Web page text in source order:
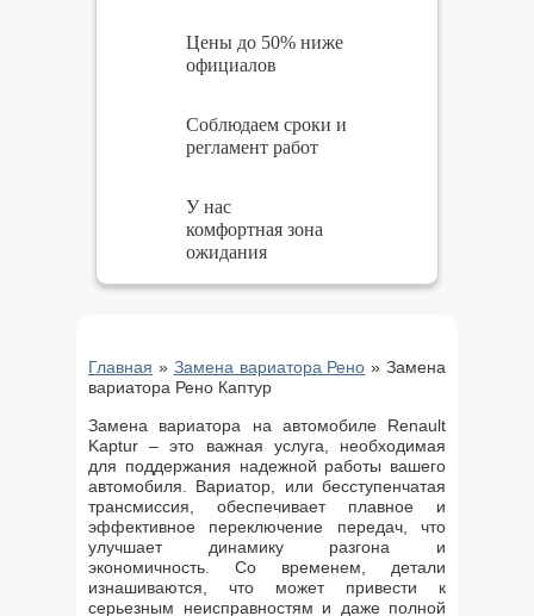
Цены до 50% ниже
официалов
Соблюдаем сроки и
регламент работ
У нас
комфортная зона
ожидания
Главная » Замена вариатора Рено »Замена
вариатора Рено Каптур
Замена вариатора на автомобиле Renault
Kaptur – это важная услуга, необходимая
для поддержания надежной работы вашего
автомобиля. Вариатор, или бесступенчатая
трансмиссия, обеспечивает плавное и
эффективное переключение передач, что
улучшает динамику разгона и
экономичность. Со временем, детали
изнашиваются, что может привести к
серьезным неисправностям и даже полной